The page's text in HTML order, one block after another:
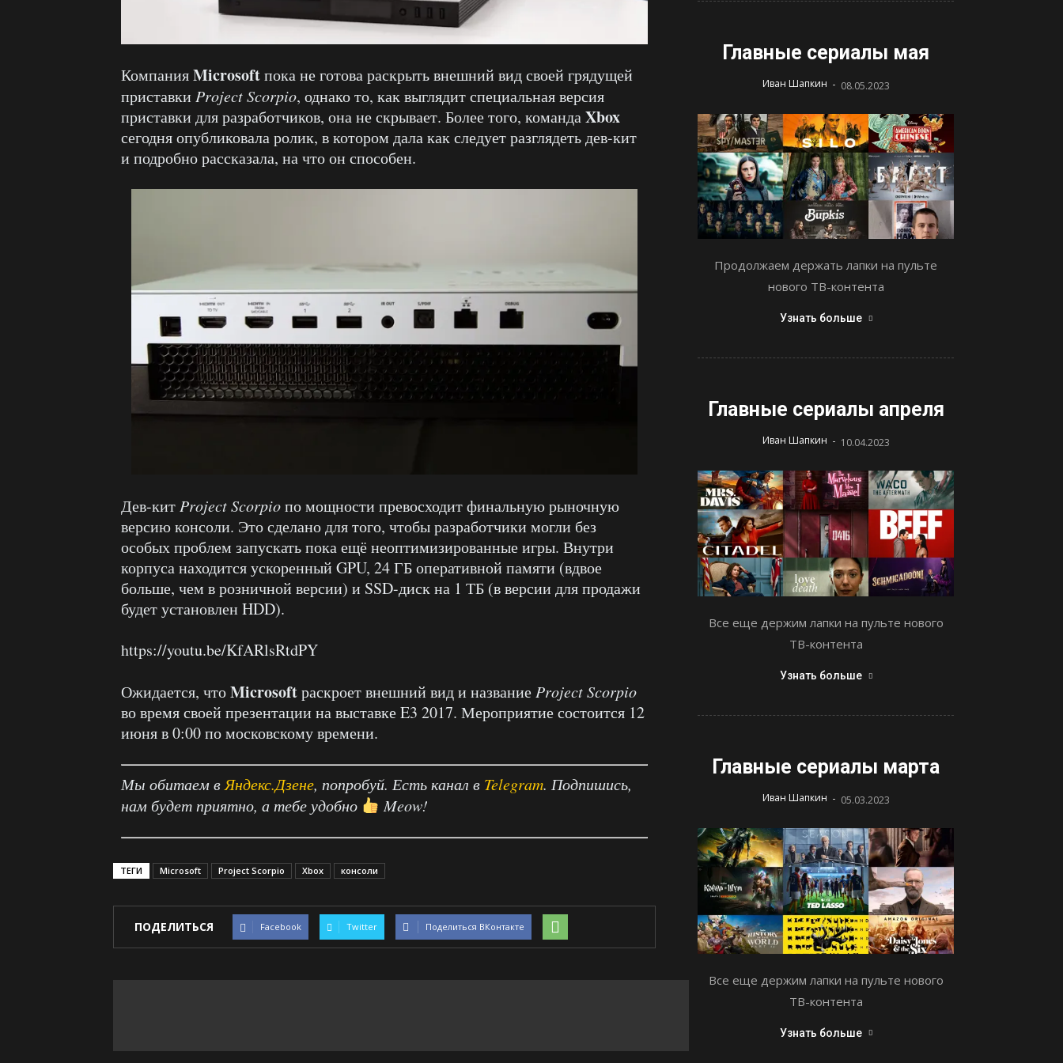
КомпанияMicrosoftпока не готова раскрыть внешний вид своей грядущей
приставки Project Scorpio, однако то, как выглядит специальная версия
приставки для разработчиков, она не скрывает. Более того, командаXbox
сегодня опубликовала ролик, в котором дала как следует разглядеть дев-кит
и подробно рассказала, на что он способен.
Дев-кит Project Scorpioпо мощности превосходит финальную рыночную
версию консоли. Это сделано для того, чтобы разработчики могли без
особых проблем запускать пока ещё неоптимизированные игры. Внутри
корпуса находится ускоренный GPU, 24 ГБ оперативной памяти (вдвое
больше, чем в розничной версии) и SSD-диск на 1 ТБ (в версии для продажи
будет установлен HDD).
https://youtu.be/KfARlsRtdPY
Ожидается, чтоMicrosoftраскроет внешний вид и название Project Scorpio
во время своей презентации на выставке E3 2017. Мероприятие состоится 12
июня в 0:00 по московскому времени.
Мы обитаем в Яндекс.Дзене, попробуй. Есть канал в Telegram. Подпишись,
нам будет приятно, а тебе удобно
Meow!
ТЕГИ Microsoft Project Scorpio Xbox консоли
ПОДЕЛИТЬСЯ Facebook Twitter Поделиться ВКонтакте
Главные сериалы мая
Иван Шапкин - 08.05.2023
Продолжаем держать лапки на пульте
нового ТВ-контента
Узнать больше
Главные сериалы апреля
Иван Шапкин - 10.04.2023
Все еще держим лапки на пульте нового
ТВ-контента
Узнать больше
Главные сериалы марта
Иван Шапкин - 05.03.2023
Все еще держим лапки на пульте нового
ТВ-контента
Узнать больше